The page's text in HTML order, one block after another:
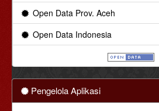
Open Data Prov. Aceh
Open Data Indonesia
Pengelola Aplikasi